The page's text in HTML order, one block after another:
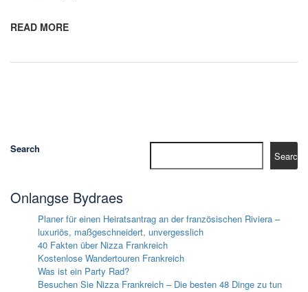
READ MORE
Search
Search
Onlangse Bydraes
Planer für einen Heiratsantrag an der französischen Riviera –
luxuriös, maßgeschneidert, unvergesslich
40 Fakten über Nizza Frankreich
Kostenlose Wandertouren Frankreich
Was ist ein Party Rad?
Besuchen Sie Nizza Frankreich – Die besten 48 Dinge zu tun